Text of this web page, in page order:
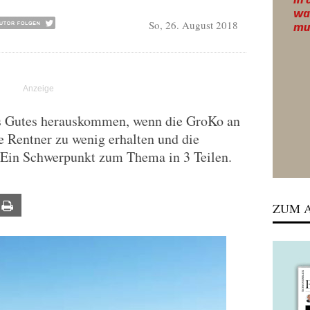
So, 26. August 2018
herauskommen, wenn die GroKo an
zu wenig erhalten und die
Schwerpunkt zum Thema in 3 Teilen.
ZUM